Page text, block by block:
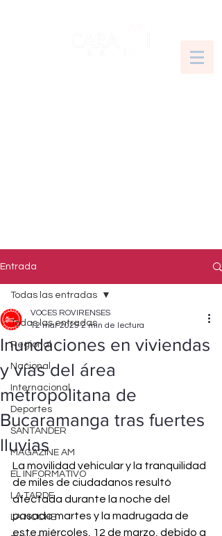
Entrada
Todas las entradas
Regional
Nacional
Internacional
Deportes
SANTANDER
MAGAZINE AM
EL INFORMATIVO
LA TARDE
LA NOCHE
Todas las entradas
Inundaciones en viviendas
y vías del área
metropolitana de
Bucaramanga tras fuertes
lluvias
VOCES ROVIRENSES
12 mar 2025 2 min de lectura
La movilidad vehicular y la tranquilidad
de miles de ciudadanos resultó
afectada durante la noche del
pasado martes y la madrugada de
este miércoles, 12 de marzo, debido a